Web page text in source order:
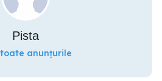
Pista
anunțurile